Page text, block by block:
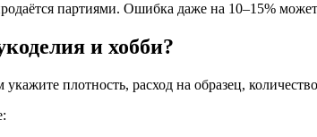
партиями. Ошибка даже на 10–15%
и хобби?
плотность, расход на образец,